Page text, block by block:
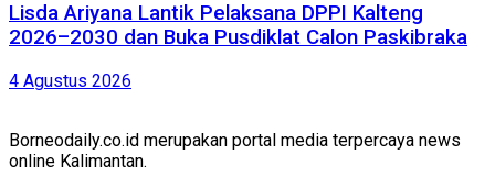
Lisda Ariyana Lantik Pelaksana DPPI Kalteng
2026–2030 dan Buka Pusdiklat Calon Paskibraka
4 Agustus 2026
Borneodaily.co.id merupakan portal media terpercaya news
online Kalimantan.